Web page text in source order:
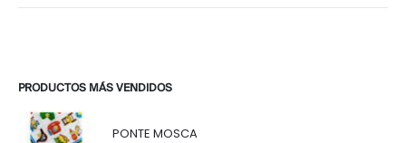
PRODUCTOS MÁS VENDIDOS
PONTE MOSCA